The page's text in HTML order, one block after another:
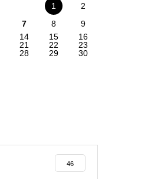
1
2
7 8
9
14 15
16
21 22
23
28 29
30
46